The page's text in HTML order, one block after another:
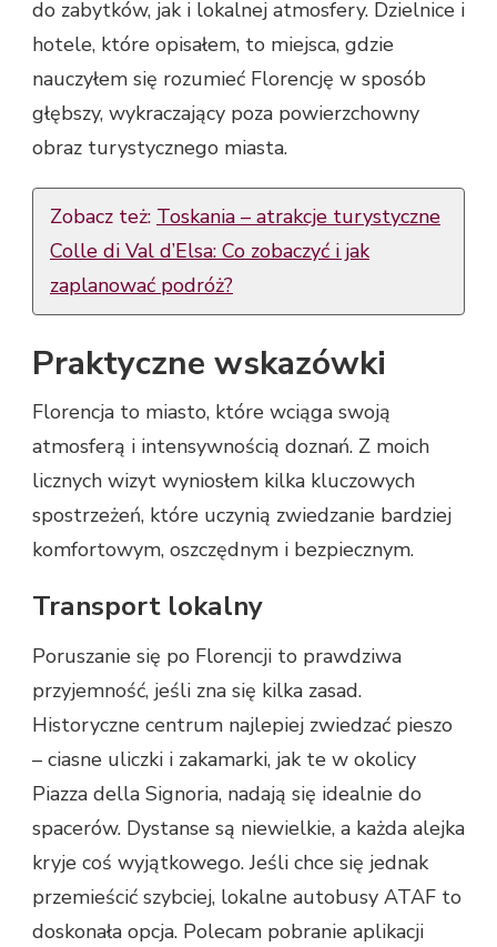
do zabytków, jak i lokalnej atmosfery. Dzielnice i
hotele, które opisałem, to miejsca, gdzie
nauczyłem się rozumieć Florencję w sposób
głębszy, wykraczający poza powierzchowny
obraz turystycznego miasta.
Zobacz też: Toskania – atrakcje turystyczne
Colle di Val d’Elsa: Co zobaczyć i jak
zaplanować podróż?
Praktyczne wskazówki
Florencja to miasto, które wciąga swoją
atmosferą i intensywnością doznań. Z moich
licznych wizyt wyniosłem kilka kluczowych
spostrzeżeń, które uczynią zwiedzanie bardziej
komfortowym, oszczędnym i bezpiecznym.
Transport lokalny
Poruszanie się po Florencji to prawdziwa
przyjemność, jeśli zna się kilka zasad.
Historyczne centrum najlepiej zwiedzać pieszo
– ciasne uliczki i zakamarki, jak te w okolicy
Piazza della Signoria, nadają się idealnie do
spacerów. Dystanse są niewielkie, a każda alejka
kryje coś wyjątkowego. Jeśli chce się jednak
przemieścić szybciej, lokalne autobusy ATAF to
doskonała opcja. Polecam pobranie aplikacji